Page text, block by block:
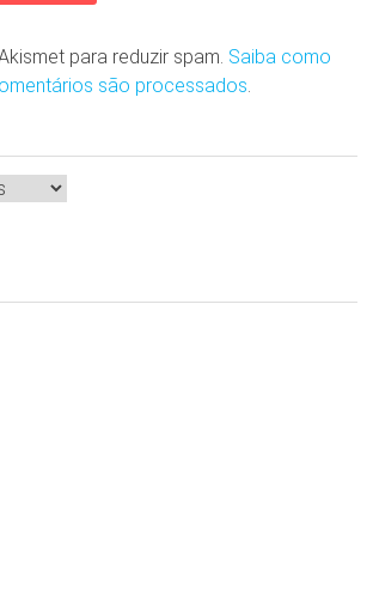
para reduzir spam. Saiba como
são processados